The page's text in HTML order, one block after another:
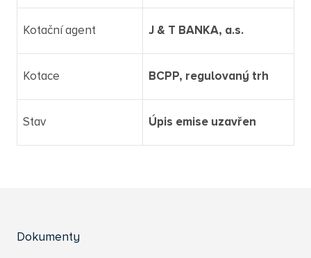
Kotační agent J & T BANKA, a.s.
Kotace BCPP, regulovaný trh
Stav Úpis emise uzavřen
Dokumenty